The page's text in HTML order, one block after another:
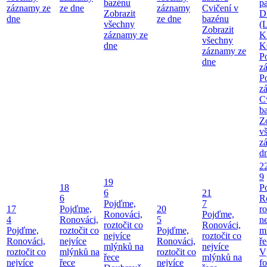
záznamy ze
dne
ze dne
bazénu
Zobrazit
všechny
záznamy ze
dne
záznamy
ze dne
Cvičení v
bazénu
Zobrazit
všechny
záznamy ze
dne
17
4
Pojďme,
Ronováci,
roztočit co
nejvíce
18
6
Pojďme,
Ronováci,
roztočit co
nejvíce
mlýnků na
řece
19
6
Pojďme,
Ronováci,
roztočit co
nejvíce
mlýnků na
řece
20
5
Pojďme,
Ronováci,
roztočit co
nejvíce
21
7
Pojďme,
Ronováci,
roztočit co
nejvíce
mlýnků na
9